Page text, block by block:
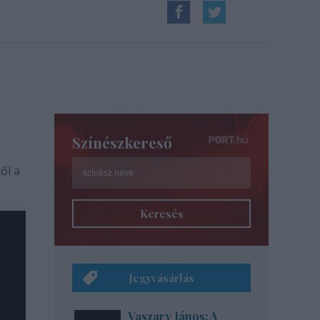
a
Színészkereső
Keresés
Jegyvásárlás
Vaszary János: A